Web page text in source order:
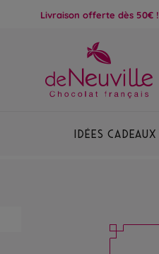
Livraison offerte dès 50€ !
Idées Cadeaux